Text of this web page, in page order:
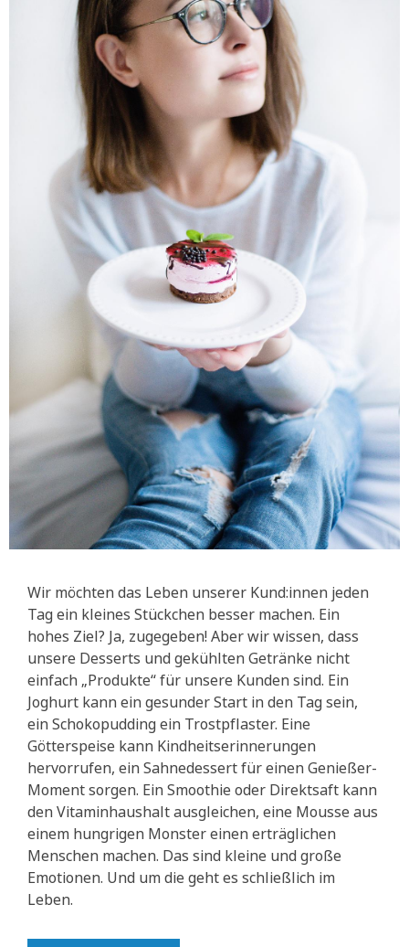
Wir möchten das Leben unserer Kund:innen jeden
Tag ein kleines Stückchen besser machen. Ein
hohes Ziel? Ja, zugegeben! Aber wir wissen, dass
unsere Desserts und gekühlten Getränke nicht
einfach „Produkte“ für unsere Kunden sind. Ein
Joghurt kann ein gesunder Start in den Tag sein,
ein Schokopudding ein Trostpflaster. Eine
Götterspeise kann Kindheitserinnerungen
hervorrufen, ein Sahnedessert für einen Genießer-
Moment sorgen. Ein Smoothie oder Direktsaft kann
den Vitaminhaushalt ausgleichen, eine Mousse aus
einem hungrigen Monster einen erträglichen
Menschen machen. Das sind kleine und große
Emotionen. Und um die geht es schließlich im
Leben.